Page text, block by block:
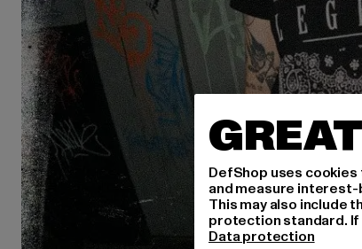
DefShop uses
and measure
This may also include
protection standard. If
Data protection